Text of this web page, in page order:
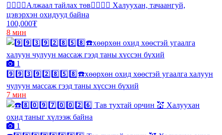
❤️‍🔥❤️‍🔥Алжаал тайлах төв❤️‍🔥❤️‍🔥 Халуухан, тачаангуй,
цэвэрхэн охидууд байна
100,000₮
8 мин
1
9️⃣9️⃣3️⃣9️⃣2️⃣8️⃣5️⃣8️⃣☎️хөөрхөн охид хөөстэй угаалга халуун
чулуун массаж гээд таны хүссэн бүхий
7 мин
1